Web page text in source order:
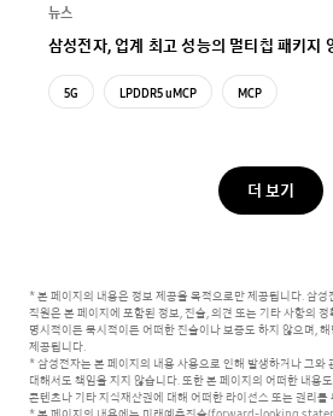
뉴스
삼성전자, 업계 최고 성능의 멀티칩 패키지
5G LPDDR5 uMCP MCP
더 보기
* 본 페이지의 내용은 정보 제공을 목적으로만 제공됩니다. 삼성
직원은 본 페이지에 포함된 정보, 진술, 의견 또는 기타 사항의
명시적이든 묵시적이든 어떠한 진술이나 보증도 하지 않으며,
제공됩니다.
* 삼성전자는 본 페이지의 내용 사용으로 인해 발생하거나 그와
대해서도 책임을 지지 않습니다.또한 본 페이지의 어떠한 내용
콘텐츠나 기타 지식재산권에 대해 어떠한 라이선스 또는 권리